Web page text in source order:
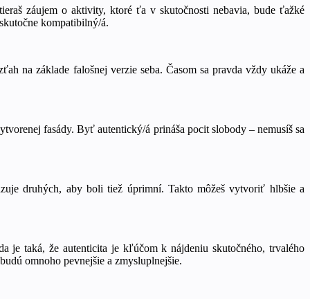
záujem o aktivity, ktoré ťa v skutočnosti nebavia, bude ťažké
kompatibilný/á.
na základe falošnej verzie seba. Časom sa pravda vždy ukáže a
fasády. Byť autentický/á prináša pocit slobody – nemusíš sa
druhých, aby boli tiež úprimní. Takto môžeš vytvoriť hlbšie a
je taká, že autenticita je kľúčom k nájdeniu skutočného, trvalého
omnoho pevnejšie a zmysluplnejšie.